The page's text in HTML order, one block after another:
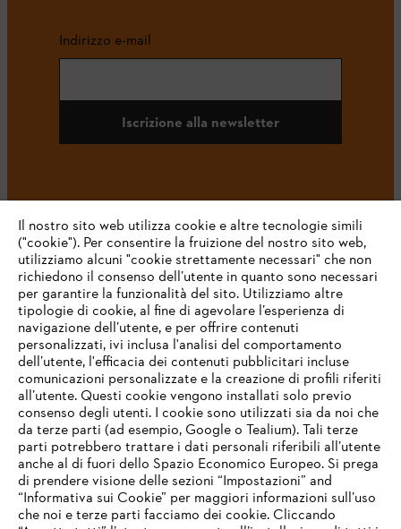
Indirizzo e-mail
Iscrizione alla newsletter
#STIHL
L’azienda
STIHL FAQ
Service
IHR BROWSER WIRD NICHT
Il nostro sito web utilizza cookie e altre tecnologie simili
("cookie"). Per consentire la fruizione del nostro sito web,
utilizziamo alcuni "cookie strettamente necessari" che non
richiedono il consenso dell’utente in quanto sono necessari
per garantire la funzionalità del sito. Utilizziamo altre
tipologie di cookie, al fine di agevolare l’esperienza di
navigazione dell’utente, e per offrire contenuti
personalizzati, ivi inclusa l'analisi del comportamento
dell’utente, l'efficacia dei contenuti pubblicitari incluse
comunicazioni personalizzate e la creazione di profili riferiti
all’utente. Questi cookie vengono installati solo previo
consenso degli utenti. I cookie sono utilizzati sia da noi che
da terze parti (ad esempio, Google o Tealium). Tali terze
parti potrebbero trattare i dati personali riferibili all’utente
anche al di fuori dello Spazio Economico Europeo. Si prega
di prendere visione delle sezioni “Impostazioni” and
“Informativa sui Cookie” per maggiori informazioni sull’uso
che noi e terze parti facciamo dei cookie. Cliccando